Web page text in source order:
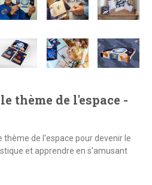
thème de l'espace -
thème de l'espace pour devenir le
et apprendre en s'amusant